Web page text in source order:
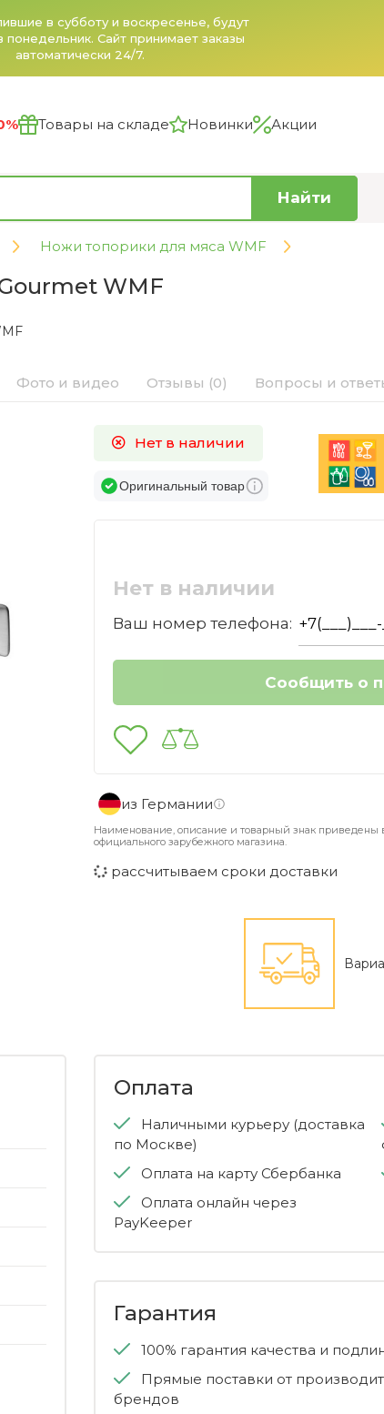
в субботу и воскресенье, будут
понедельник. Сайт принимает заказы
автоматически 24/7.
Товары на складе Новинки Акции
Найти
Ножи топорики для мяса WMF
WMF
Фото и видео Отзывы (0) Вопросы и
Нет в наличии
Оригинальный товар
Нет в наличии
Ваш номер телефона:
из Германии
Наименование, описание и товарный знак
официального зарубежного магазина.
рассчитываем сроки доставки
Оплата
Наличными курьеру (доставка
по Москве)
Оплата на карту Сбербанка
Оплата онлайн через
PayKeeper
Гарантия
100% гарантия качества и
Прямые поставки от
брендов